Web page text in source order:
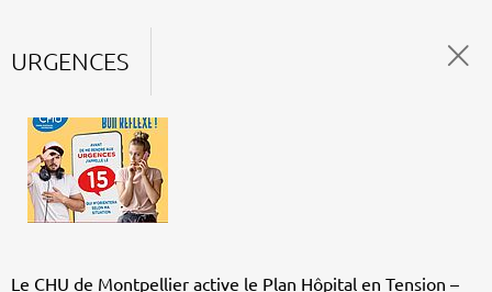
URGENCES
Le CHU de Montpellier active le Plan Hôpital en Tension –